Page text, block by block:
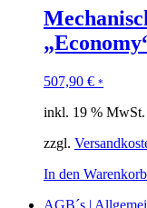
507,90 € *
inkl. 19 % MwSt.
zzgl.
In den Warenkorb
AGB´s |